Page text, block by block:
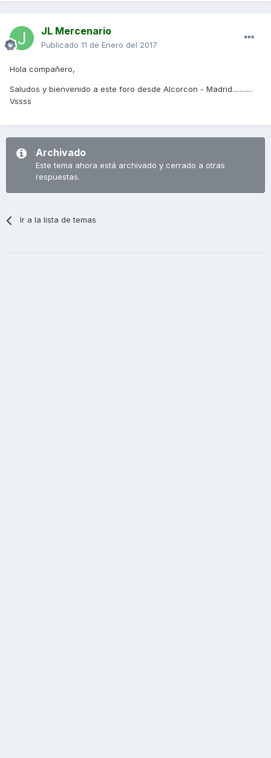
JL Mercenario
Publicado 11 de Enero del 2017
Hola compañero,
Saludos y bienvenido a este foro desde Alcorcon - Madrid...........
Vssss
Archivado
Este tema ahora está archivado y cerrado a otras
respuestas.
Ir a la lista de temas